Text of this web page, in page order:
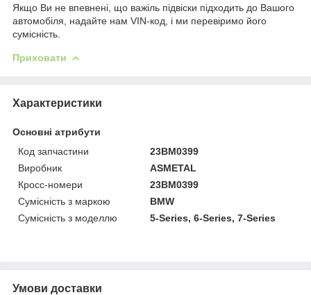
Якщо Ви не впевнені, що важіль підвіски підходить до Вашого
автомобіля, надайте нам VIN-код, і ми перевіримо його
сумісність.
Приховати
Характеристики
Основні атрибути
Код запчастини
23BM0399
Виробник
ASMETAL
Кросс-номери
23BM0399
Сумісність з маркою
BMW
Сумісність з моделлю
5-Series, 6-Series, 7-Series
Умови доставки